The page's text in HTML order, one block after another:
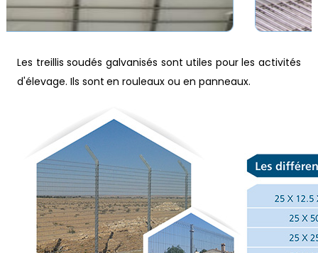
Les treillis soudés galvanisés sont utiles pour les activités
d'élevage. Ils sont en rouleaux ou en panneaux.